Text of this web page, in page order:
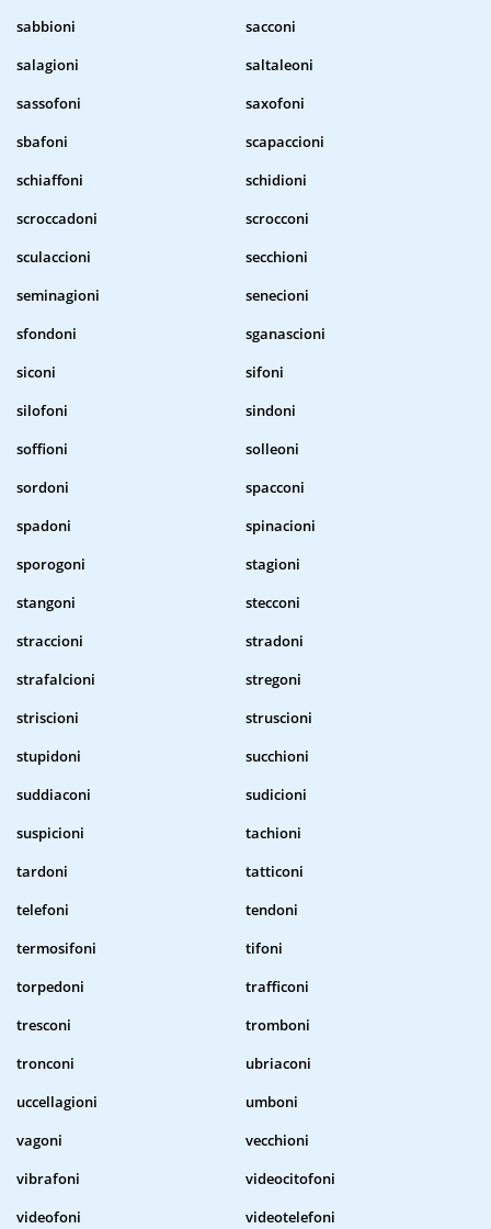
sabbioni
sacconi
salagioni
saltaleoni
sassofoni
saxofoni
sbafoni
scapaccioni
schiaffoni
schidioni
scroccadoni
scrocconi
sculaccioni
secchioni
seminagioni
senecioni
sfondoni
sganascioni
siconi
sifoni
silofoni
sindoni
soffioni
solleoni
sordoni
spacconi
spadoni
spinacioni
sporogoni
stagioni
stangoni
stecconi
straccioni
stradoni
strafalcioni
stregoni
striscioni
struscioni
stupidoni
succhioni
suddiaconi
sudicioni
suspicioni
tachioni
tardoni
tatticoni
telefoni
tendoni
termosifoni
tifoni
torpedoni
trafficoni
tresconi
tromboni
tronconi
ubriaconi
uccellagioni
umboni
vagoni
vecchioni
vibrafoni
videocitofoni
videofoni
videotelefoni